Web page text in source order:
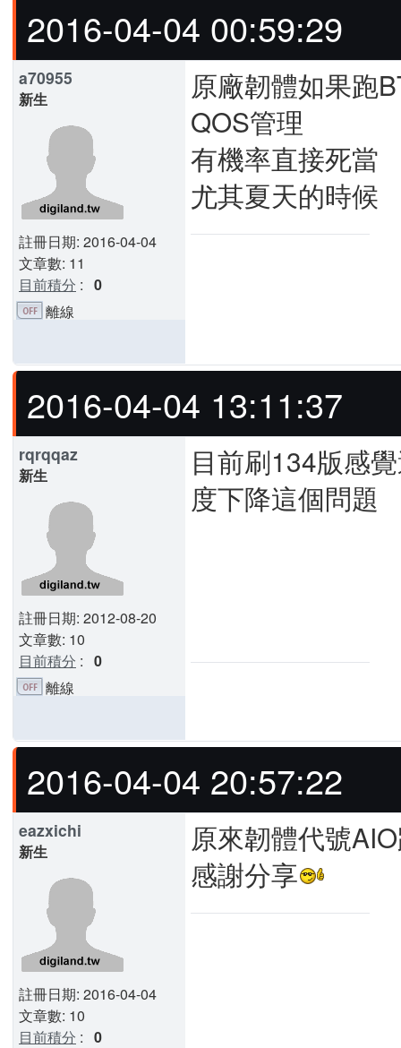
2016-04-04 00:59:29
a70955
新生
註冊日期: 2016-04-04
文章數: 11
目前積分 : 0
原廠韌體如果跑
QOS管理
有機率直接死當
尤其夏天的時候
離線
2016-04-04 13:11:37
rqrqqaz
新生
註冊日期: 2012-08-20
文章數: 10
目前積分 : 0
目前刷134版感
度下降這個問題
離線
2016-04-04 20:57:22
eazxichi
新生
註冊日期: 2016-04-04
文章數: 10
目前積分 : 0
原來韌體代號
感謝分享